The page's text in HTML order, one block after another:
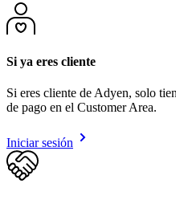
Si ya eres cliente
Si eres cliente de Adyen, solo
de pago en el Customer Area.
Iniciar sesión